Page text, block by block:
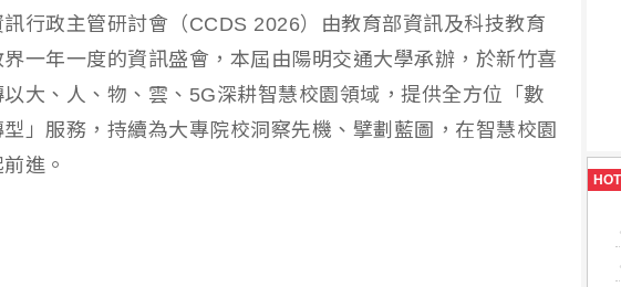
HOT
行政主管研討會（CCDS 2026）由教育部資訊及科技教育
一年一度的資訊盛會，本屆由陽明交通大學承辦，於新竹喜
大、人、物、雲、5G深耕智慧校園領域，提供全方位「數
」服務，持續為大專院校洞察先機、擘劃藍圖，在智慧校園
進。